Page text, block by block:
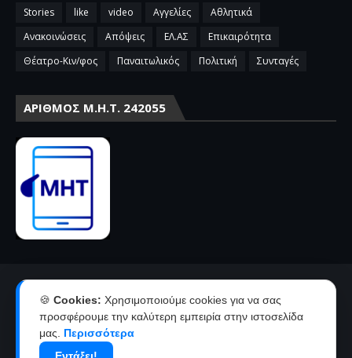
Stories like video Αγγελίες
Αθλητικά
Ανακοινώσεις
Απόψεις ΕΛ.ΑΣ
Επικαιρότητα
Θέατρο-Κιν/φος
Παναιτωλικός Πολιτική Συνταγές
ΑΡΙΘΜΌΣ Μ.Η.Τ. 242055
Όροι χρήσης-πολιτική απορρήτου
Ταυτότητα
Δήλωση συμμόρφωσης με την σύσταση 2018/334 της Ε.Ε
🍪 Cookies: Χρησιμοποιούμε cookies για να σας
προσφέρουμε την καλύτερη εμπειρία στην ιστοσελίδα
μας. Περισσότερα